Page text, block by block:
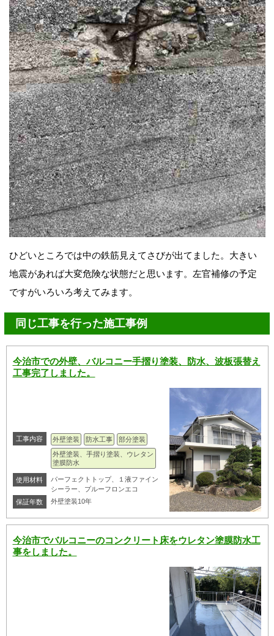
ひどいところでは中の鉄筋見えてさびが出てました。大きい
地震があれば大変危険な状態だと思います。左官補修の予定
ですがいろいろ考えてみます。
同じ工事を行った施工事例
今治市での外壁、バルコニー手摺り塗装、防水、波板張替え
工事完了しました。
工事内容 外壁塗装 防水工事
部分塗装
外壁塗装、手摺り塗装、ウレタン
塗膜防水
使用材料
パーフェクトトップ、１液ファイン
シーラー、プルーフロンエコ
保証年数
外壁塗装10年
今治市でバルコニーのコンクリート床をウレタン塗膜防水工
事をしました。